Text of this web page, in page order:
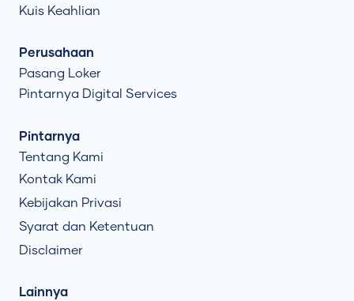
Kuis Keahlian
Perusahaan
Pasang Loker
Pintarnya Digital Services
Pintarnya
Tentang Kami
Kontak Kami
Kebijakan Privasi
Syarat dan Ketentuan
Disclaimer
Lainnya